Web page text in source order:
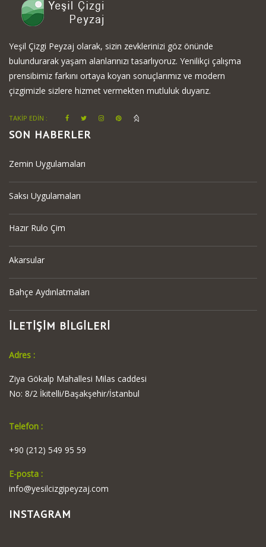
Yeşil Çizgi Peyzaj olarak, sizin zevklerinizi göz önünde
bulundurarak yaşam alanlarınızı tasarlıyoruz. Yenilikçi çalışma
prensibimiz farkını ortaya koyan sonuçlarımız ve modern
çizgimizle sizlere hizmet vermekten mutluluk duyarız.
TAKİP EDİN :
SON HABERLER
Zemin Uygulamaları
Saksı Uygulamaları
Hazır Rulo Çim
Akarsular
Bahçe Aydınlatmaları
İLETİŞİM BİLGİLERİ
Adres :
Ziya Gökalp Mahallesi Milas caddesi
No: 8/2 İkitelli/Başakşehir/İstanbul
Telefon :
+90 (212) 549 95 59
E-posta :
info@yesilcizgipeyzaj.com
INSTAGRAM